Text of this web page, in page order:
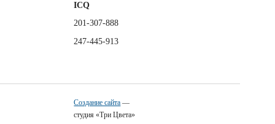
ICQ
201-307-888
247-445-913
Создание сайта —
студия «Три Цвета»